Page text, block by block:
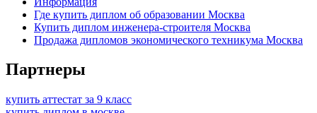
Где купить диплом об образовании Москва
Купить диплом инженера-строителя Москва
Продажа дипломов экономического техникума Москва
Партнеры
купить аттестат за 9 класс